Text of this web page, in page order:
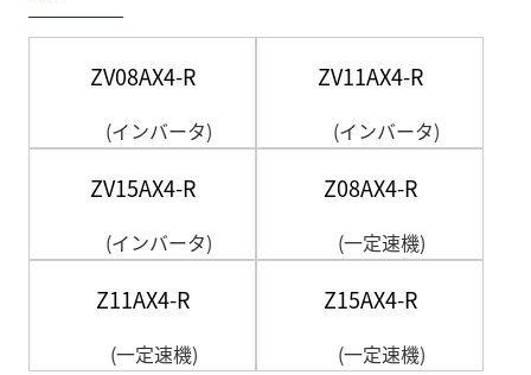
ZV08AX4-R
(インバータ)
ZV11AX4-R
(インバータ)
ZV15AX4-R
(インバータ)
Z08AX4-R
(一定速機)
Z11AX4-R
(一定速機)
Z15AX4-R
(一定速機)